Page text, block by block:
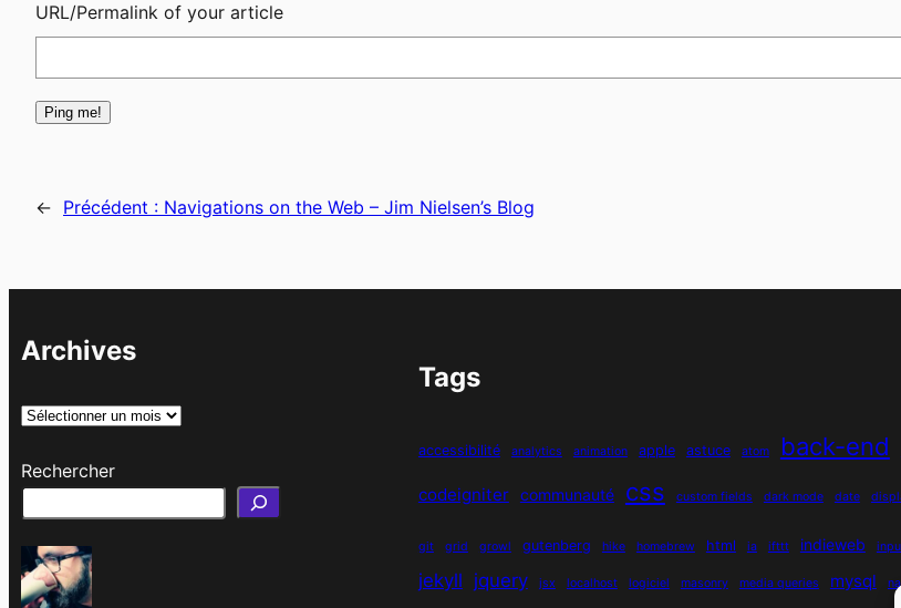
URL/Permalink of your article
← Précédent : Navigations on the Web – Jim Nielsen’s Blog
Archives
A
c
e
Rechercher
Tags
accessibilité analytics animation apple astuce atom back-end
codeigniter communauté css custom fields dark mode date
git grid growl gutenberg hike homebrew html ia ifttt indieweb
jekyll jquery jsx localhost logiciel masonry media queries mysql